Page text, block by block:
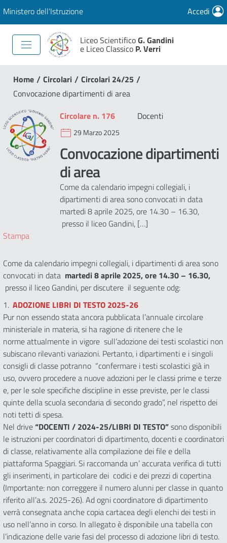
Ministero dell'Istruzione Accedi
Liceo ScientificoG. Gandini
e Liceo Classico P. Verri
Home / Circolari / Circolari 24/25 /
Convocazione dipartimenti di area
Circolare n. 176
Docenti
29 Marzo 2025
Convocazione dipartimenti
di area
Come da calendario impegni collegiali, i
dipartimenti di area sono convocati in data
martedi 8 aprile 2025, ore 14.30 – 16.30,
presso il liceo Gandini, […]
Stampa
Come da calendario impegni collegiali, i dipartimenti di area sono
convocati in data martedi 8 aprile 2025, ore 14.30 – 16.30,
presso il liceo Gandini, per discutere il seguente odg:
1. ADOZIONE LIBRI DI TESTO 2025-26
Pur non essendo stata ancora pubblicata l’annuale circolare
ministeriale in materia, si ha ragione di ritenere che le
norme attualmente in vigore sull’adozione dei testi scolastici non
subiscano rilevanti variazioni. Pertanto, i dipartimenti e i singoli
consigli di classe potranno “confermare i testi scolastici già in
uso, ovvero procedere a nuove adozioni per le classi prime e terze
e, per le sole specifiche discipline in esse previste, per le classi
quinte della scuola secondaria di secondo grado”, nel rispetto dei
noti tetti di spesa.
Nel drive“DOCENTI / 2024-25/LIBRI DI TESTO”sono disponibili
le istruzioni per coordinatori di dipartimento, docenti e coordinatori
di classe, relativamente alla compilazione dei file e della
piattaforma Spaggiari. Si raccomanda un’ accurata verifica di tutti
gli inserimenti, in particolare dei codici e dei prezzi di copertina
(Importante: non correggere il numero alunni per classe in quanto
riferito all’a.s. 2025-26). Ad ogni coordinatore di dipartimento
verrà consegnata anche copia cartacea degli elenchi dei testi in
uso nell’anno in corso. In allegato è disponibile una tabella con
l’indicazione delle varie fasi del processo di adozione libri di testo.